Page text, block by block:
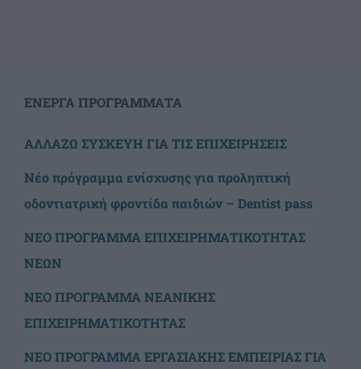
ΕΝΕΡΓΑ ΠΡΟΓΡΑΜΜΑΤΑ
ΑΛΛΑΖΩ ΣΥΣΚΕΥΗ ΓΙΑ ΤΙΣ ΕΠΙΧΕΙΡΗΣΕΙΣ
Νέο πρόγραμμα ενίσχυσης για προληπτική
οδοντιατρική φροντίδα παιδιών – Dentist pass
ΝΕΟ ΠΡΟΓΡΑΜΜΑ ΕΠΙΧΕΙΡΗΜΑΤΙΚΟΤΗΤΑΣ
ΝΕΩΝ
ΝΕΟ ΠΡΟΓΡΑΜΜΑ ΝΕΑΝΙΚΗΣ
ΕΠΙΧΕΙΡΗΜΑΤΙΚΟΤΗΤΑΣ
ΝΕΟ ΠΡΟΓΡΑΜΜΑ ΕΡΓΑΣΙΑΚΗΣ ΕΜΠΕΙΡΙΑΣ ΓΙΑ